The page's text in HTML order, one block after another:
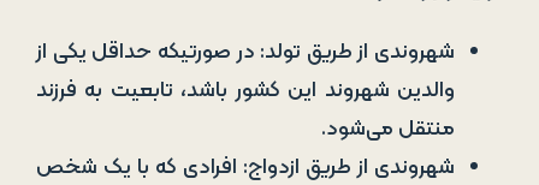
شهروندی از طریق تولد: در صورتیکه حداقل یکی از
والدین شهروند این کشور باشد، تابعیت به فرزند
منتقل می‌شود.
شهروندی از طریق ازدواج: افرادی که با یک شخص